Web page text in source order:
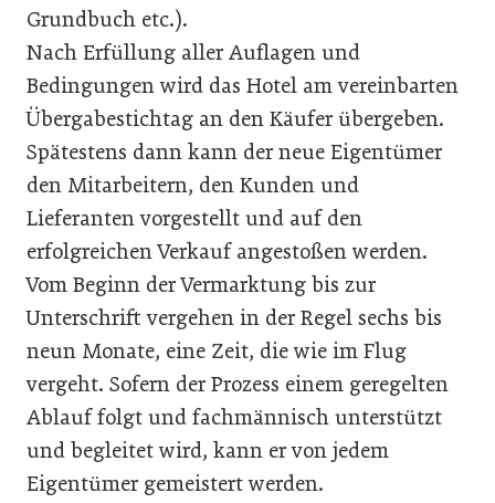
Grundbuch etc.).
Nach Erfüllung aller Auflagen und
Bedingungen wird das Hotel am vereinbarten
Übergabestichtag an den Käufer übergeben.
Spätestens dann kann der neue Eigentümer
den Mitarbeitern, den Kunden und
Lieferanten vorgestellt und auf den
erfolgreichen Verkauf angestoßen werden.
Vom Beginn der Vermarktung bis zur
Unterschrift vergehen in der Regel sechs bis
neun Monate, eine Zeit, die wie im Flug
vergeht. Sofern der Prozess einem geregelten
Ablauf folgt und fachmännisch unterstützt
und begleitet wird, kann er von jedem
Eigentümer gemeistert werden.